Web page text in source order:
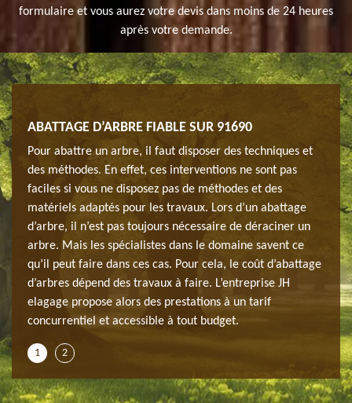
formulaire et vous aurez votre devis dans moins de 24 heures
après votre demande.
ABATTAGE D’ARBRE FIABLE SUR 91690
Pour abattre un arbre, il faut disposer des techniques et
des méthodes. En effet, ces interventions ne sont pas
faciles si vous ne disposez pas de méthodes et des
matériels adaptés pour les travaux. Lors d’un abattage
d’arbre, il n’est pas toujours nécessaire de déraciner un
arbre. Mais les spécialistes dans le domaine savent ce
qu’il peut faire dans ces cas. Pour cela, le coût d’abattage
d’arbres dépend des travaux à faire. L’entreprise JH
elagage propose alors des prestations à un tarif
concurrentiel et accessible à tout budget.
un
1 2